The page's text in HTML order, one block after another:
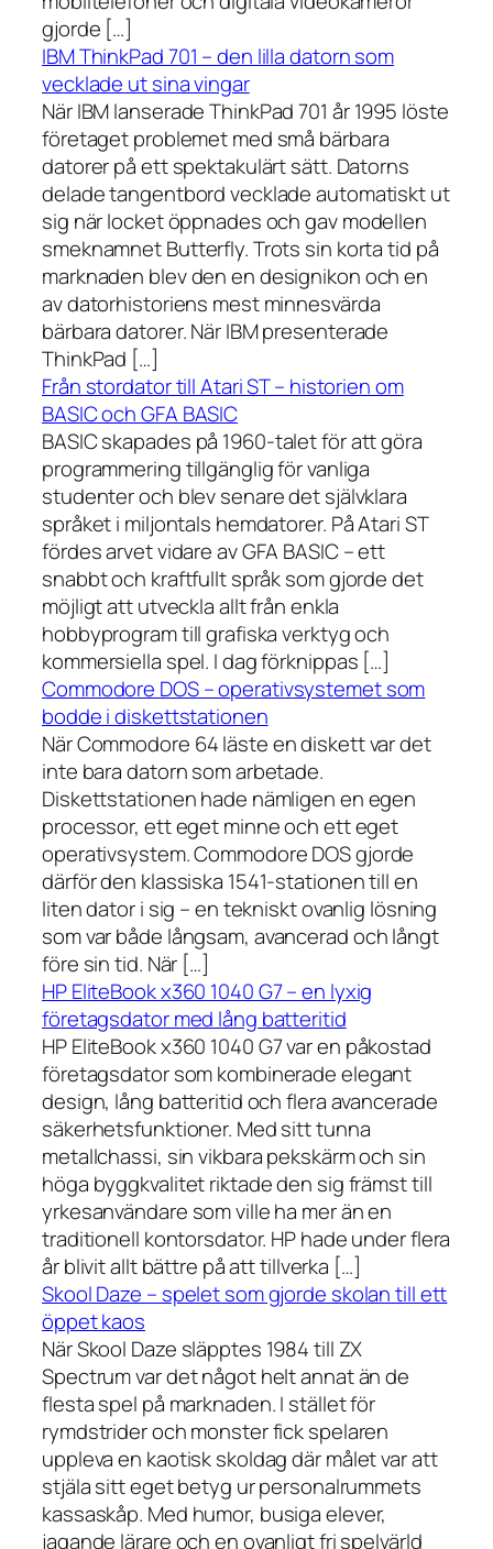
gjorde […]
IBM ThinkPad 701 – den lilla datorn som
vecklade ut sina vingar
När IBM lanserade ThinkPad 701 år 1995 löste
företaget problemet med små bärbara
datorer på ett spektakulärt sätt. Datorns
delade tangentbord vecklade automatiskt ut
sig när locket öppnades och gav modellen
smeknamnet Butterfly. Trots sin korta tid på
marknaden blev den en designikon och en
av datorhistoriens mest minnesvärda
bärbara datorer. När IBM presenterade
ThinkPad […]
Från stordator till Atari ST – historien om
BASIC och GFA BASIC
BASIC skapades på 1960-talet för att göra
programmering tillgänglig för vanliga
studenter och blev senare det självklara
språket i miljontals hemdatorer. På Atari ST
fördes arvet vidare av GFA BASIC – ett
snabbt och kraftfullt språk som gjorde det
möjligt att utveckla allt från enkla
hobbyprogram till grafiska verktyg och
kommersiella spel. I dag förknippas […]
Commodore DOS – operativsystemet som
bodde i diskettstationen
När Commodore 64 läste en diskett var det
inte bara datorn som arbetade.
Diskettstationen hade nämligen en egen
processor, ett eget minne och ett eget
operativsystem. Commodore DOS gjorde
därför den klassiska 1541-stationen till en
liten dator i sig – en tekniskt ovanlig lösning
som var både långsam, avancerad och långt
före sin tid. När […]
HP EliteBook x360 1040 G7 – en lyxig
företagsdator med lång batteritid
HP EliteBook x360 1040 G7 var en påkostad
företagsdator som kombinerade elegant
design, lång batteritid och flera avancerade
säkerhetsfunktioner. Med sitt tunna
metallchassi, sin vikbara pekskärm och sin
höga byggkvalitet riktade den sig främst till
yrkesanvändare som ville ha mer än en
traditionell kontorsdator. HP hade under flera
år blivit allt bättre på att tillverka […]
Skool Daze – spelet som gjorde skolan till ett
öppet kaos
När Skool Daze släpptes 1984 till ZX
Spectrum var det något helt annat än de
flesta spel på marknaden. I stället för
rymdstrider och monster fick spelaren
uppleva en kaotisk skoldag där målet var att
stjäla sitt eget betyg ur personalrummets
kassaskåp. Med humor, busiga elever,
jagande lärare och en ovanligt fri spelvärld